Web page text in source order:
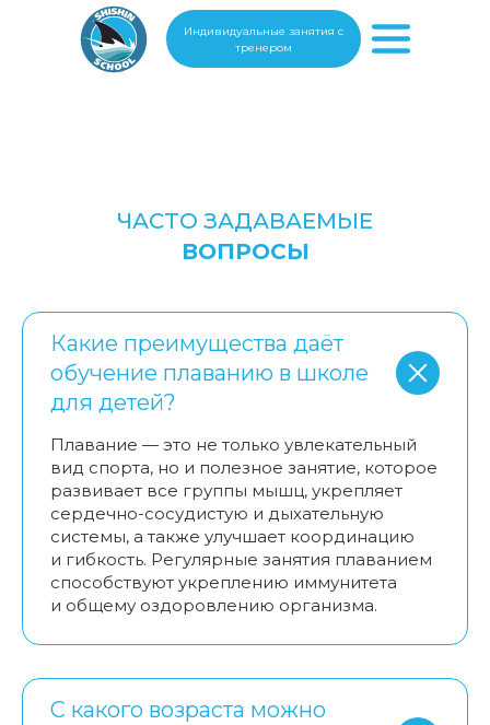
Индивидуальные занятия с
тренером
ВОПРОСЫ
ЧАСТО ЗАДАВАЕМЫЕ
Какие преимущества даёт
обучение плаванию в школе
для детей?
Плавание — это не только увлекательный
вид спорта, но и полезное занятие, которое
развивает все группы мышц, укрепляет
сердечно-сосудистую и дыхательную
системы, а также улучшает координацию
и гибкость. Регулярные занятия плаванием
способствуют укреплению иммунитета
и общему оздоровлению организма.
С какого возраста можно